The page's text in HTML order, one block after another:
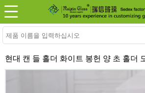
현대 캔 들 홀더 화이트 봉헌 양 초 홀더